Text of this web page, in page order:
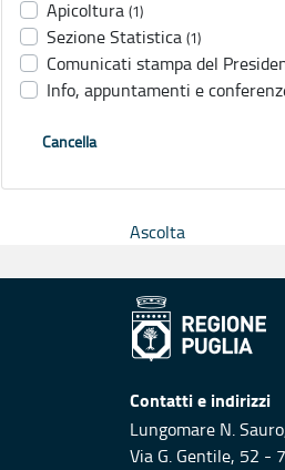
Apicoltura (1)
Sezione Statistica (1)
Comunicati stampa del
Info, appuntamenti e
Cancella
Ascolta
Contatti e indirizzi
Lungomare N.
Via G. Gentile, 52 -